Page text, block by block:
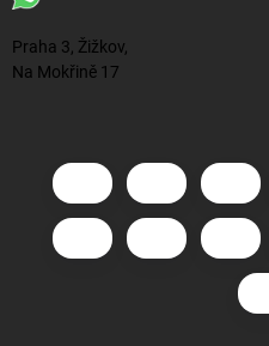
Praha 3, Žižkov,
Na Mokřině 17